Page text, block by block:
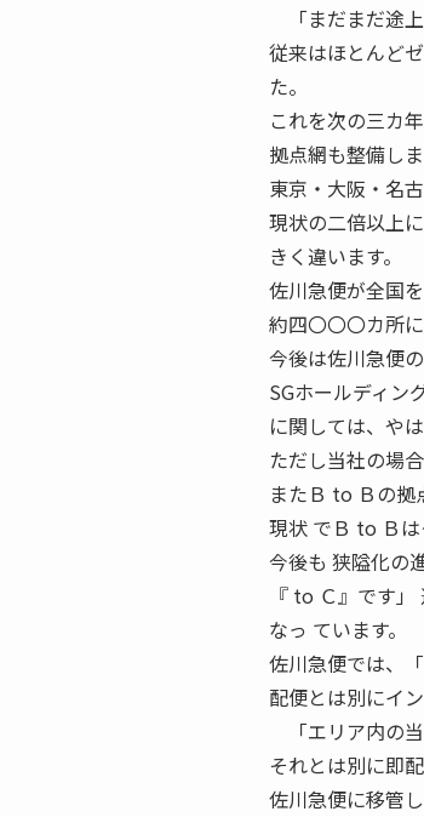
「まだまだ途上
従来はほとんど
た。
これを次の三カ
拠点網も整備しま
東京・大阪・名
現状の二倍以上
きく違います。
佐川急便が全国
約四〇〇〇カ所
今後は佐川急便
SGホールディ
に関しては、や
ただし当社の場
またＢ to Ｂの拠
現状 でＢ to Ｂは
今後も 狭隘化の
『 to Ｃ』です
なっ ています。
佐川急便では、
配便とは別にイ
「エリア内の
それとは別に即
佐川急便に移管し